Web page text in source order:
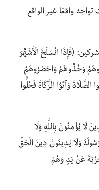
تواجه واقعًا غير الواقع
(فَإِذَا انْسَلَخَ الْأَشْهُرُ
وَخُذُوهُمْ وَاحْصُرُوهُمْ
وَآتَوُا الزَّكَاةَ فَخَلُّوا
لَا يُؤْمِنُونَ بِاللَّهِ وَلَا
وَلَا يَدِينُونَ دِينَ الْحَقِّ
عَنْ يَدٍ وَهُمْ